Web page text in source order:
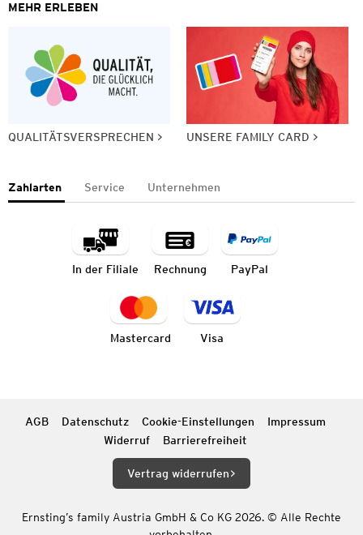
MEHR ERLEBEN
QUALITÄTSVERSPRECHEN UNSERE FAMILY CARD
Zahlarten Service Unternehmen
In der Filiale Rechnung PayPal
Mastercard Visa
AGB Datenschutz Cookie-Einstellungen
Impressum
Widerruf
Barrierefreiheit
Vertrag widerrufen
Ernsting’s family Austria GmbH & Co KG 2026. © Alle Rechte